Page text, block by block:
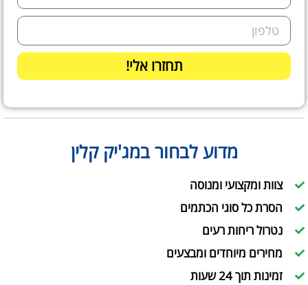
תחזרו אלי!
מדוע לבחור במג'יק קלין
צוות ומקצועי ומנוסה
הסרת כל סוגי הכתמים
נטרול ריחות רעים
מחירים מיוחדים ומבצעים
זמינות תוך 24 שעות